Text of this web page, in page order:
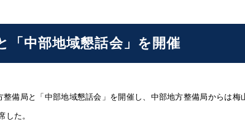
「中部地域懇話会」を開催
整備局と「中部地域懇話会」を開催し、 中部地方整備局からは梅
した。